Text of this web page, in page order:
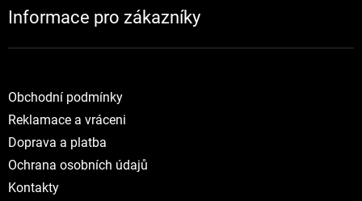
Informace pro zákazníky
Obchodní podmínky
Reklamace a vráceni
Doprava a platba
Ochrana osobních údajů
Kontakty